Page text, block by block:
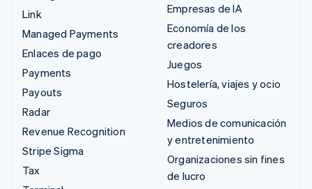
Link
Managed Payments
Enlaces de pago
Payments
Payouts
Radar
Revenue Recognition
Stripe Sigma
Tax
Empresas de IA
Economía de los
creadores
Juegos
Hostelería, viajes y ocio
Seguros
Medios de comunicación
y entretenimiento
Organizaciones sin fines
de lucro